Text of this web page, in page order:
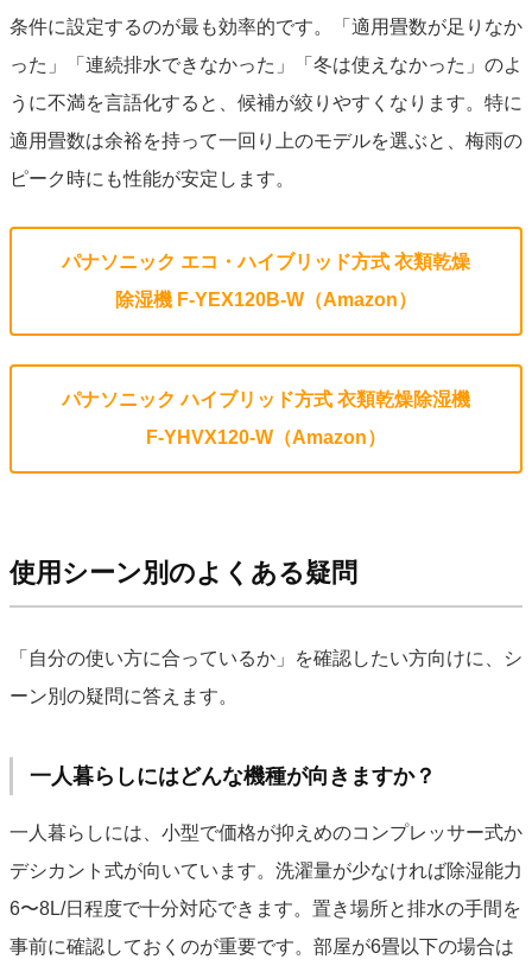
条件に設定するのが最も効率的です。「適用畳数が足りなか
った」「連続排水できなかった」「冬は使えなかった」のよ
うに不満を言語化すると、候補が絞りやすくなります。特に
適用畳数は余裕を持って一回り上のモデルを選ぶと、梅雨の
ピーク時にも性能が安定します。
パナソニック エコ・ハイブリッド方式 衣類乾燥
除湿機 F-YEX120B-W（Amazon）
パナソニック ハイブリッド方式 衣類乾燥除湿機
F-YHVX120-W（Amazon）
使用シーン別のよくある疑問
「自分の使い方に合っているか」を確認したい方向けに、シ
ーン別の疑問に答えます。
一人暮らしにはどんな機種が向きますか？
一人暮らしには、小型で価格が抑えめのコンプレッサー式か
デシカント式が向いています。洗濯量が少なければ除湿能力
6〜8L/日程度で十分対応できます。置き場所と排水の手間を
事前に確認しておくのが重要です。部屋が6畳以下の場合は